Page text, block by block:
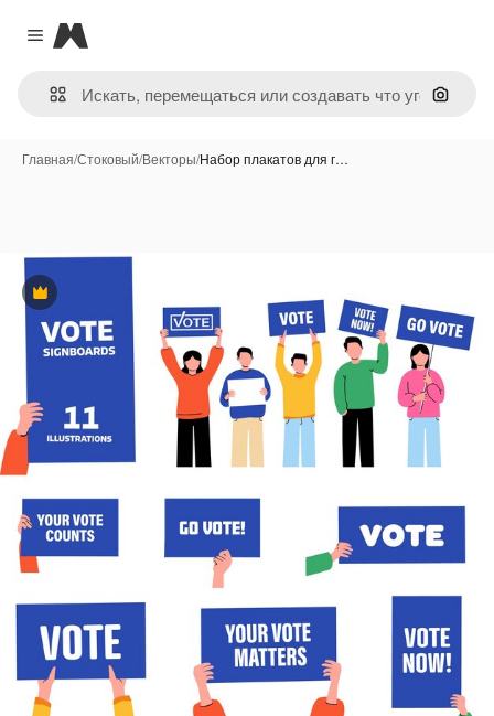
Close menu
Magnific
Поиск
Главная/Стоковый/Векторы/Набор плакатов для г…
Премиум